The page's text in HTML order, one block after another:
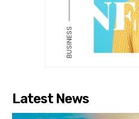
Latest News